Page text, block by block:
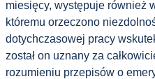
miesięcy, występuje również
któremu orzeczono
dotychczasowej pracy
został on uznany za
rozumieniu przepisów o